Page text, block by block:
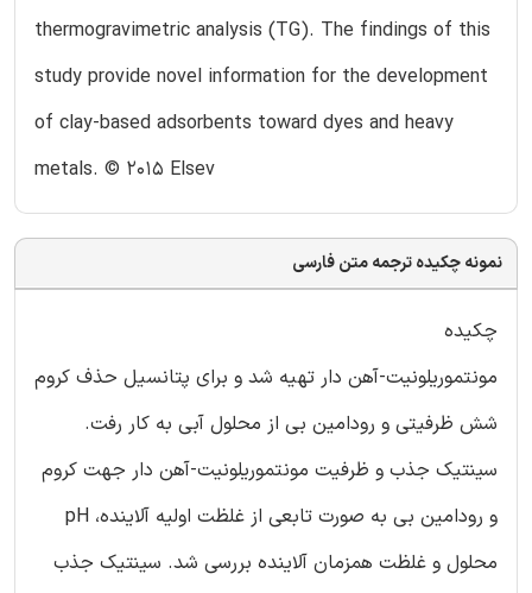
thermogravimetric analysis (TG). The findings of this
study provide novel information for the development
of clay-based adsorbents toward dyes and heavy
metals. © 2015 Elsev
نمونه چکیده ترجمه متن فارسی
چکیده
مونتموریلونیت-آهن دار تهیه شد و برای پتانسیل حذف کروم
شش ظرفیتی و رودامین بی از محلول آبی به کار رفت.
سینتیک جذب و ظرفیت مونتموریلونیت-آهن دار جهت کروم
و رودامین بی به صورت تابعی از غلظت اولیه آلاینده، pH
محلول و غلظت همزمان آلاینده بررسی شد. سینتیک جذب